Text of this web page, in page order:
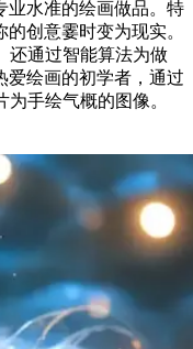
业水准的绘画做品。特
创意霎时变为现实。
还通过智能算法为做
爱绘画的初学者，通过
为手绘气概的图像。